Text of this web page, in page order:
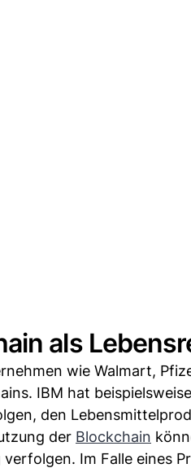
als
wie Walmart,
IBM hat
den
der Blockchain
verfolgen. Im Falle eines